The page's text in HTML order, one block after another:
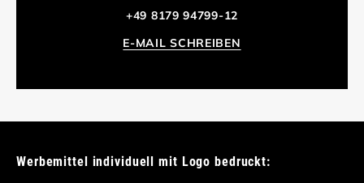
+49 8179 94799-12
E-MAIL SCHREIBEN
Werbemittel individuell mit Logo bedruckt: